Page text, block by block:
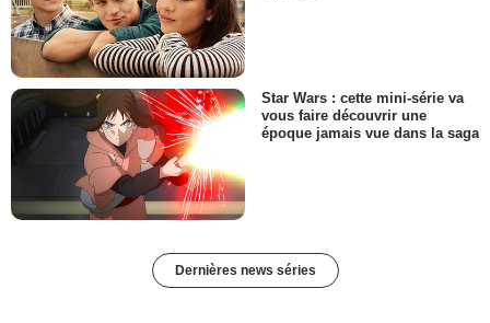
Star Wars : cette mini-série va
vous faire découvrir une
époque jamais vue dans la saga
Dernières news séries